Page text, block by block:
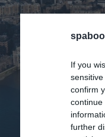
If you
confirm
continue
further